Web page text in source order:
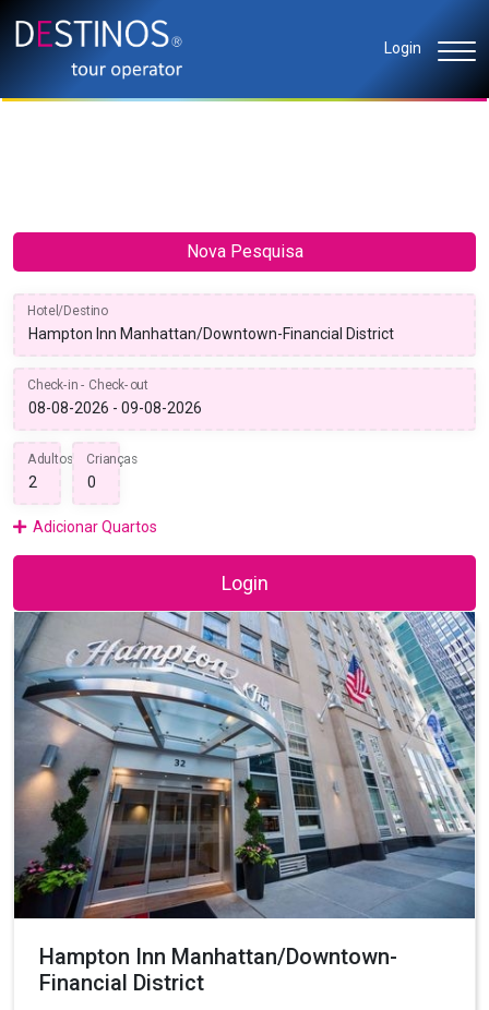
Login
Nova Pesquisa
Hotel/Destino
Check-in - Check-out
Adultos Crianças
Adicionar Quartos
Login
Hampton Inn Manhattan/Downtown-
Financial District